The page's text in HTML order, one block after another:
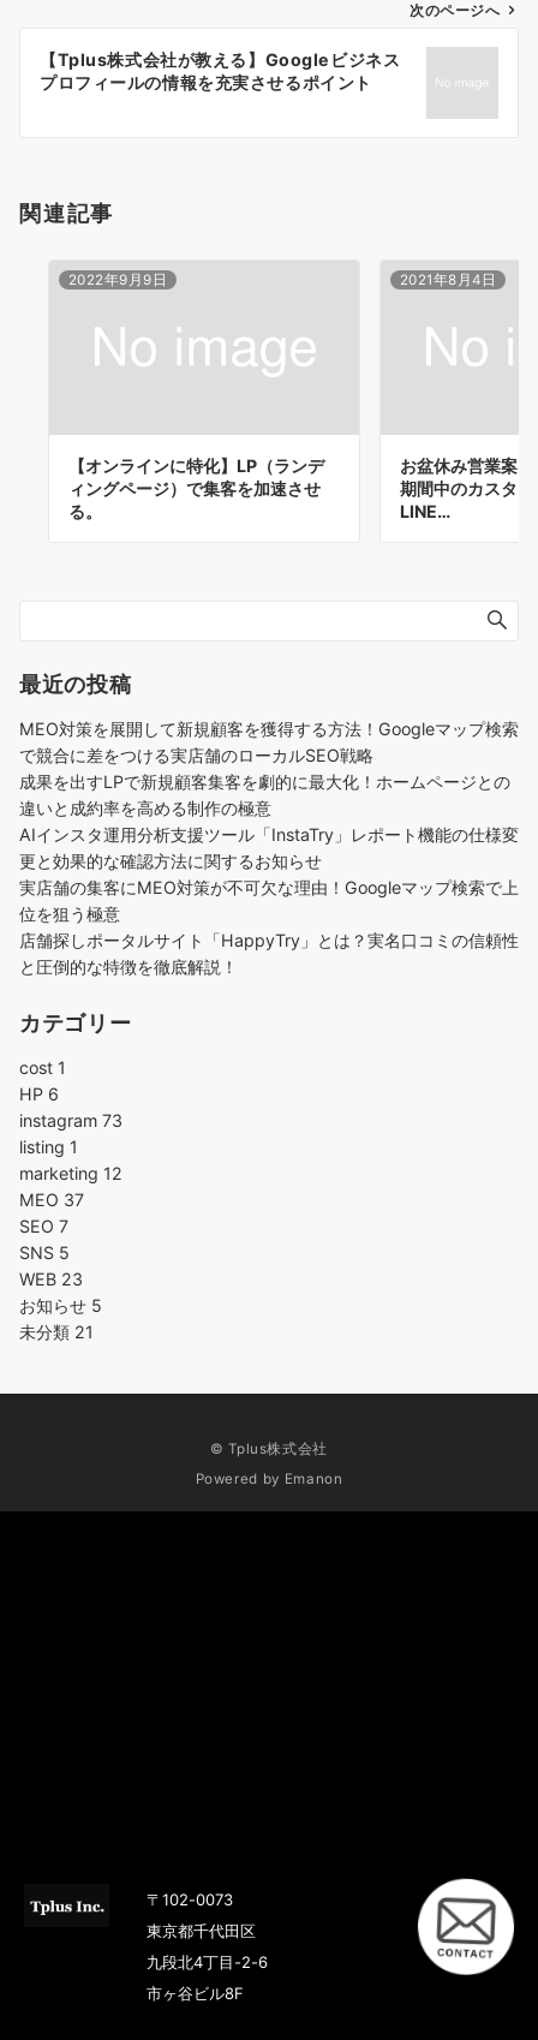
ン
次のページへ
【Tplus株式会社が教える】Googleビジネス
プロフィールの情報を充実させるポイント
関連記事
2022年9月9日
【オンラインに特化】LP（ランデ
ィングページ）で集客を加速させ
る。
2021年8月4日
お盆休み営業案
期間中のカスタ
LINE…
最近の投稿
MEO対策を展開して新規顧客を獲得する方法！Googleマップ検索
で競合に差をつける実店舗のローカルSEO戦略
成果を出すLPで新規顧客集客を劇的に最大化！ホームページとの
違いと成約率を高める制作の極意
AIインスタ運用分析支援ツール「InstaTry」レポート機能の仕様変
更と効果的な確認方法に関するお知らせ
実店舗の集客にMEO対策が不可欠な理由！Googleマップ検索で上
位を狙う極意
店舗探しポータルサイト「HappyTry」とは？実名口コミの信頼性
と圧倒的な特徴を徹底解説！
カテゴリー
cost 1
HP 6
instagram 73
listing 1
marketing 12
MEO 37
SEO 7
SNS 5
WEB 23
お知らせ 5
未分類 21
© Tplus株式会社
Powered by Emanon
〒102-0073
東京都千代田区
九段北4丁目-2-6
市ヶ谷ビル8F